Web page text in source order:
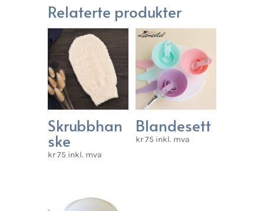
Relaterte produkter
Skrubbhan
ske
kr75 inkl. mva
Blandesett
kr75 inkl. mva